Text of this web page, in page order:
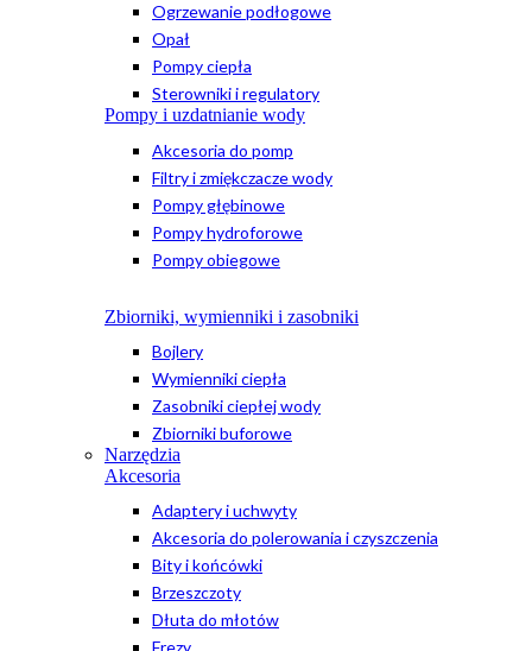
Ogrzewanie podłogowe
Opał
Pompy ciepła
Sterowniki i regulatory
Pompy i uzdatnianie wody
Akcesoria do pomp
Filtry i zmiękczacze wody
Pompy głębinowe
Pompy hydroforowe
Pompy obiegowe
Zbiorniki, wymienniki i zasobniki
Bojlery
Wymienniki ciepła
Zasobniki ciepłej wody
Zbiorniki buforowe
Narzędzia
Akcesoria
Adaptery i uchwyty
Akcesoria do polerowania i czyszczenia
Bity i końcówki
Brzeszczoty
Dłuta do młotów
Frezy